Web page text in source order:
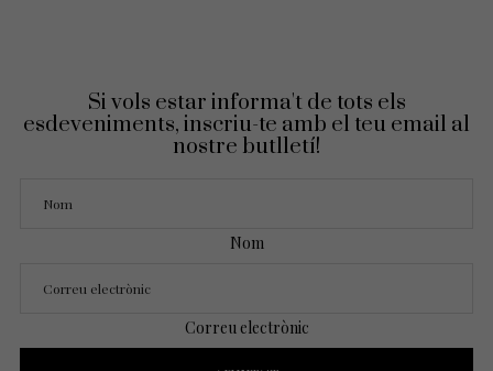
Si vols estar informa't de tots els
esdeveniments, inscriu-te amb el teu email al
nostre butlletí!
Nom
Correu electrònic